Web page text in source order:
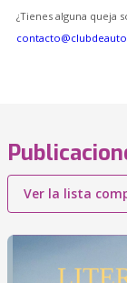
¿Tienes alguna queja
Ver la lista